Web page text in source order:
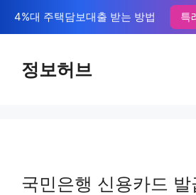
텐
4%대 주택담보대출 받는 방법 특
정보허브
국민은행 신용카드